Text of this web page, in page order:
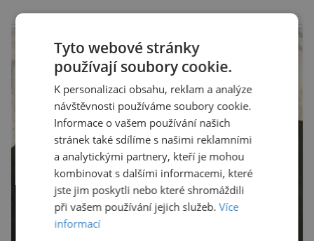
skupiny klepítkatců. Vyznačují se takzvanými
chelicerami, které u nich představují právě […]
Tyto webové stránky
používají soubory cookie.
K personalizaci obsahu, reklam a analýze
návštěvnosti používáme soubory cookie.
Informace o vašem používání našich
stránek také sdílíme s našimi reklamními
a analytickými partnery, kteří je mohou
kombinovat s dalšími informacemi, které
jste jim poskytli nebo které shromáždili
při vašem používání jejich služeb.Více
informací